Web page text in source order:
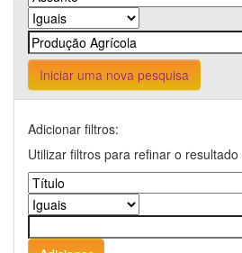
Iniciar uma nova pesquisa
Adicionar filtros:
Utilizar filtros para refinar o